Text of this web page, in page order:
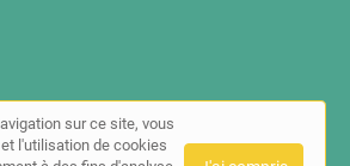
etre.fr 2026 |Plan du site
sur ce site, vous
l'utilisation de cookies